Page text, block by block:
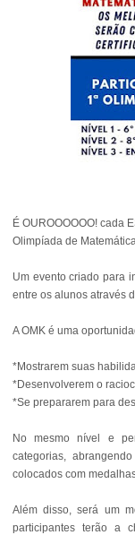
É OUROOOOOO! cada
Olimpíada de
Um evento criado para
entre os alunos através
A OMK é uma
*Mostrarem suas
*Desenvolverem o
*Se prepararem para
No mesmo nível e
categorias,
colocados com
Além disso, será um
participantes terão a